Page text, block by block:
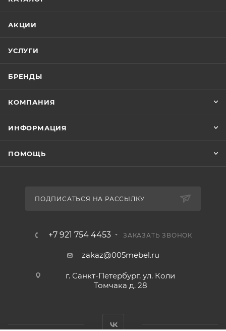
АКЦИИ
УСЛУГИ
БРЕНДЫ
КОМПАНИЯ
ИНФОРМАЦИЯ
ПОМОЩЬ
ПОДПИСАТЬСЯ НА РАССЫЛКУ
+7 921 754 4453 ЗАКАЗАТЬ ЗВОНОК
zakaz@005mebel.ru
г. Санкт-Петербург, ул. Коли
Томчака д. 28